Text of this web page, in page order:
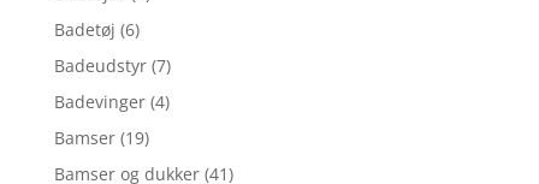
Badetøj (6)
Badeudstyr (7)
Badevinger (4)
Bamser (19)
Bamser og dukker (41)